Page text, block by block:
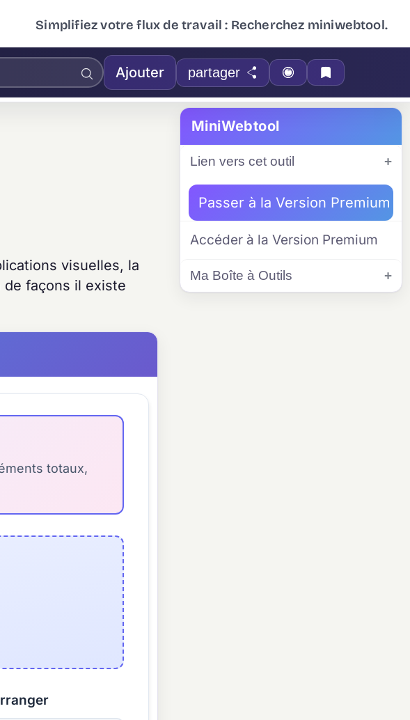
Simplifiez votre flux de travail : Recherchez miniwebtool.
Ajouter partager
visuelles, la
façons il existe
totaux,
MiniWebtool
Lien vers cet outil
Passer à la Version Premium
Accéder à la Version Premium
Ma Boîte à Outils